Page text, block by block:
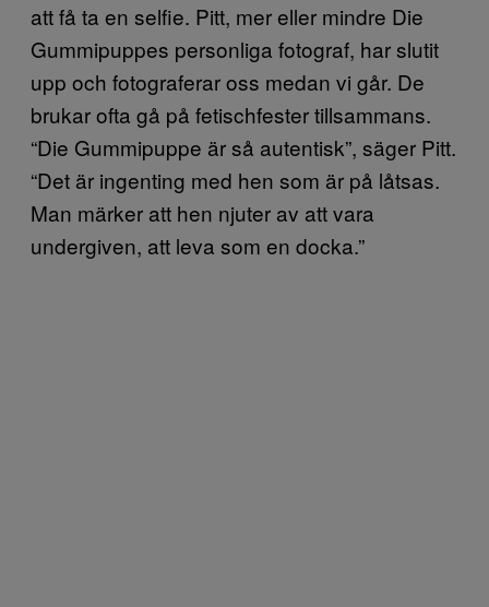
att få ta en selfie. Pitt, mer eller mindre Die
Gummipuppes personliga fotograf, har slutit
upp och fotograferar oss medan vi går. De
brukar ofta gå på fetischfester tillsammans.
“Die Gummipuppe är så autentisk”, säger Pitt.
“Det är ingenting med hen som är på låtsas.
Man märker att hen njuter av att vara
undergiven, att leva som en docka.”